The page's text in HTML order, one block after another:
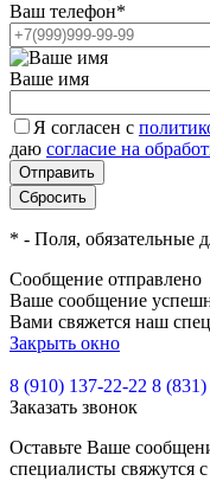
Ваш телефон*
Ваше имя
Я согласен с
даю согласие на
* - Поля, обязательные
Сообщение отправлено
Ваше сообщение
Вами свяжется наш
Закрыть окно
8 (910) 137-22-22 8
Заказать звонок
Оставьте Ваше
специалисты свяжутся